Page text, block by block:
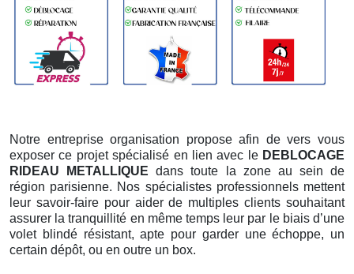
Notre entreprise organisation propose afin de vers vous
exposer ce projet spécialisé en lien avec le DEBLOCAGE
RIDEAU METALLIQUE dans toute la zone au sein de
région parisienne. Nos spécialistes professionnels mettent
leur savoir-faire pour aider de multiples clients souhaitant
assurer la tranquillité en même temps leur par le biais d’une
volet blindé résistant, apte pour garder une échoppe, un
certain dépôt, ou en outre un box.